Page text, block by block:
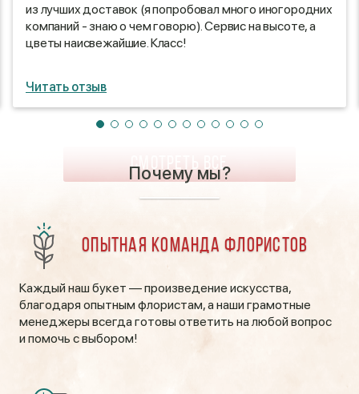
из лучших доставок (я попробовал много иногородних
компаний - знаю о чем говорю). Сервис на высоте, а
цветы наисвежайшие. Класс!
Читать отзыв
СМОТРЕТЬ ВСЕ
Почему мы?
Опытная команда флористов
Каждый наш букет — произведение искусства,
благодаря опытным флористам, а наши грамотные
менеджеры всегда готовы ответить на любой вопрос
и помочь с выбором!